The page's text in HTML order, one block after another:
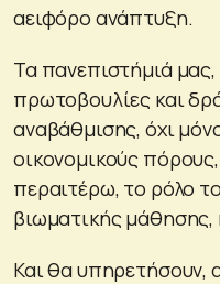
αειφόρο ανάπτυξη.
Τα πανεπιστήμιά
πρωτοβουλίες και
αναβάθμισης, όχι
οικονομικούς
περαιτέρω, το ρόλο
βιωματικής
Και θα υπηρετήσουν,